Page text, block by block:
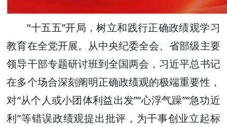
“十五五”开局，树立和践行正确政绩观学习
教育在全党开展。从中央纪委全会、省部级主要
领导干部专题研讨班到全国两会，习近平总书记
在多个场合深刻阐明正确政绩观的极端重要性，
对“从个人或小团体利益出发”“心浮气躁”“急功近
利”等错误政绩观提出批评，为干事创业立起标